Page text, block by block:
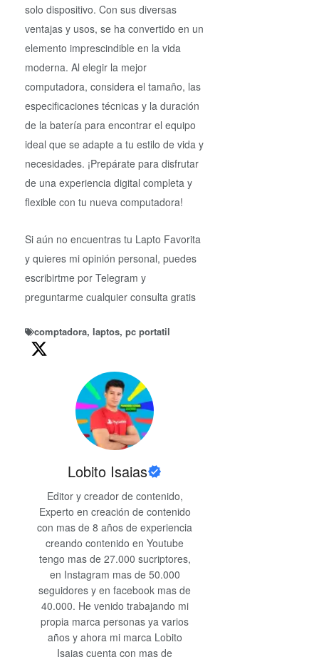
solo dispositivo. Con sus diversas
ventajas y usos, se ha convertido en un
elemento imprescindible en la vida
moderna. Al elegir la mejor
computadora, considera el tamaño, las
especificaciones técnicas y la duración
de la batería para encontrar el equipo
ideal que se adapte a tu estilo de vida y
necesidades. ¡Prepárate para disfrutar
de una experiencia digital completa y
flexible con tu nueva computadora!
Si aún no encuentras tu Lapto Favorita
y quieres mi opinión personal, puedes
escribirtme por Telegram y
preguntarme cualquier consulta gratis
comptadora, laptos, pc portatil
Lobito Isaias
Editor y creador de contenido,
Experto en creación de contenido
con mas de 8 años de experiencia
creando contenido en Youtube
tengo mas de 27.000 sucriptores,
en Instagram mas de 50.000
seguidores y en facebook mas de
40.000. He venido trabajando mi
propia marca personas ya varios
años y ahora mi marca Lobito
Isaias cuenta con mas de